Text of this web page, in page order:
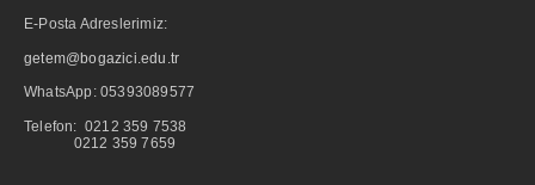
E-Posta Adreslerimiz:
getem@bogazici.edu.tr
WhatsApp: 05393089577
Telefon: 0212 359 7538
0212 359 7659